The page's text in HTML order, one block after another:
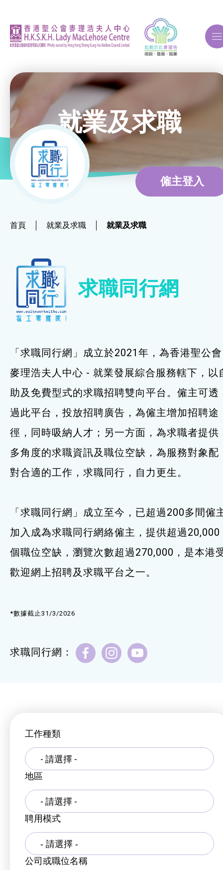
關於我們
ERB再培訓課程
就業及求職
就業及求職
最新資訊 / 招聘會
僱主及企業服務
特別服務項目
最新消息
服務單位及聯絡
就業及求職
僱主登入
首頁 就業及求職 就業及求職
求職同行網
「求職同行網」成立於2021年，為香港聖公會
麥理浩夫人中心 - 就業發展綜合服務轄下，以
助及免費型式的求職招聘雙向平台。僱主可透
過此平台，投放招聘廣告，為僱主增加招聘途
徑，同時吸納人才；另一方面，為求職者提供
多角度的求職資訊及職位空缺，為服務對象配
對合適的工作，求職同行，自力更生。
「求職同行網」成立至今，已超過200多間僱
加入成為求職同行網絡僱主，提供超過20,000
個職位空缺，瀏覽次數超過270,000，是本港
歡迎網上招聘及求職平台之一。
*數據截止31/3/2026
求職同行網：
工作種類
- 請選擇 -
地區
- 請選擇 -
聘用模式
公司或職位名稱